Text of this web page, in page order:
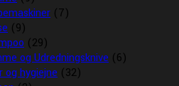
(7)
(9)
(29)
og Udredningsknive (6)
og hygiejne (32)